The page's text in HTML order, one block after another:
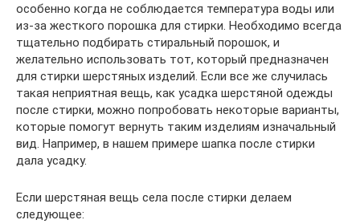
особенно когда не соблюдается температура воды или
из-за жесткого порошка для стирки. Необходимо всегда
тщательно подбирать стиральный порошок, и
желательно использовать тот, который предназначен
для стирки шерстяных изделий. Если все же случилась
такая неприятная вещь, как усадка шерстяной одежды
после стирки, можно попробовать некоторые варианты,
которые помогут вернуть таким изделиям изначальный
вид. Например, в нашем примере шапка после стирки
дала усадку.
Если шерстяная вещь села после стирки делаем
следующее: